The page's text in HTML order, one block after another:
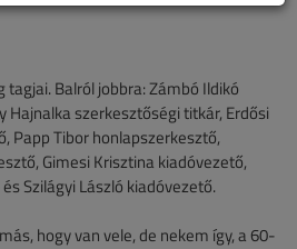
tagjai. Balról jobbra: Zámbó Ildikó
Hajnalka szerkesztőségi titkár, Erdősi
Papp Tibor honlapszerkesztő,
Gimesi Krisztina kiadóvezető,
Szilágyi László kiadóvezető.
hogy van vele, de nekem így, a 60-